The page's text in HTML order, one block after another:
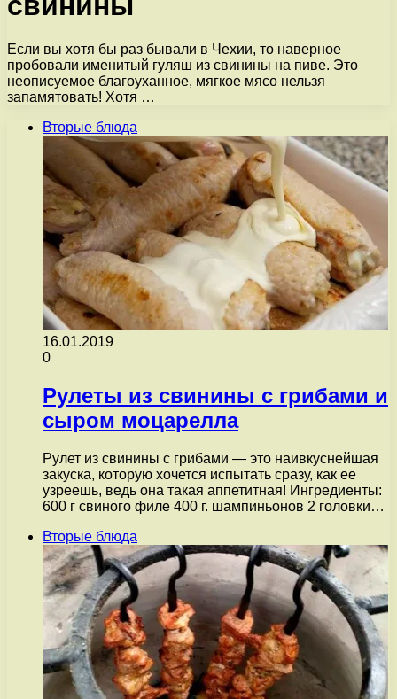
Если вы хотя бы раз бывали в Чехии, то наверное
пробовали именитый гуляш из свинины на пиве. Это
неописуемое благоуханное, мягкое мясо нельзя
запамятовать! Хотя …
Вторые блюда
16.01.2019
0
Рулеты из свинины с грибами и
сыром моцарелла
Рулет из свинины с грибами — это наивкуснейшая
закуска, которую хочется испытать сразу, как ее
узреешь, ведь она такая аппетитная! Ингредиенты:
600 г свиного филе 400 г. шампиньонов 2 головки…
Вторые блюда